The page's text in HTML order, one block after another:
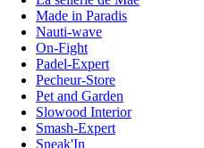
Made in Paradis
Nauti-wave
On-Fight
Padel-Expert
Pecheur-Store
Pet and Garden
Slowood Interior
Smash-Expert
Sneak'In